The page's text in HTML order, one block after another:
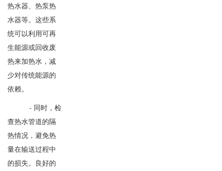
热水器、热泵热
水器等。这些系
统可以利用可再
生能源或回收废
热来加热水，减
少对传统能源的
依赖。
- 同时，检
查热水管道的隔
热情况，避免热
量在输送过程中
的损失。良好的